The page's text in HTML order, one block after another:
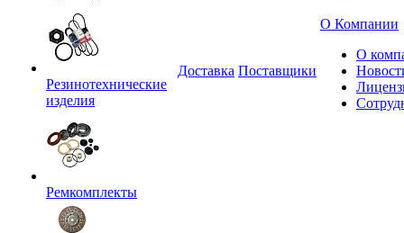
Резинотехнические
изделия
Ремкомплекты
Доставка Поставщики
О Компании
О